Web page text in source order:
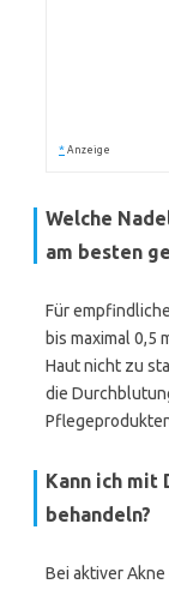
* Anzeige
Welche
am besten
Für
bis maximal 0,5
Haut nicht zu
die
Kann ich mit
behandeln?
Bei aktiver